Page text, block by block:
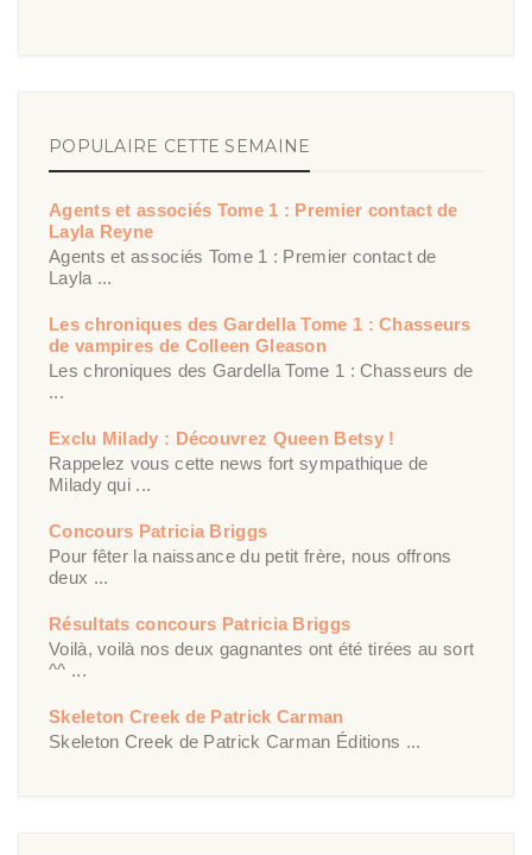
POPULAIRE CETTE SEMAINE
Agents et associés Tome 1 : Premier contact de
Layla Reyne
Agents et associés Tome 1 : Premier contact de
Layla ...
Les chroniques des Gardella Tome 1 : Chasseurs
de vampires de Colleen Gleason
Les chroniques des Gardella Tome 1 : Chasseurs de
...
Exclu Milady : Découvrez Queen Betsy !
Rappelez vous cette news fort sympathique de
Milady qui ...
Concours Patricia Briggs
Pour fêter la naissance du petit frère, nous offrons
deux ...
Résultats concours Patricia Briggs
Voilà, voilà nos deux gagnantes ont été tirées au sort
^^ ...
Skeleton Creek de Patrick Carman
Skeleton Creek de Patrick Carman Éditions ...